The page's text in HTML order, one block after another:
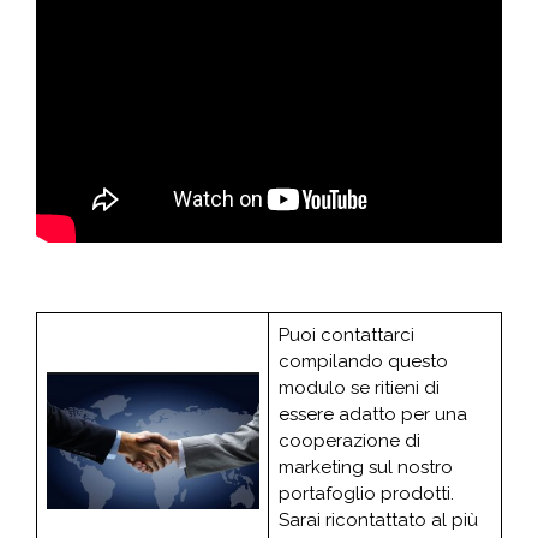
Puoi contattarci
compilando questo
modulo se ritieni di
essere adatto per una
cooperazione di
marketing sul nostro
portafoglio prodotti.
Sarai ricontattato al più